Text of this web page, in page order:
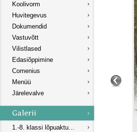
Koolivorm
Huvitegevus
Dokumendid
Vastuvõtt
Vilistlased
Edasiõppimine
Comenius
Menüü
Järelevalve
1.-8. klassi lõpuaktu...